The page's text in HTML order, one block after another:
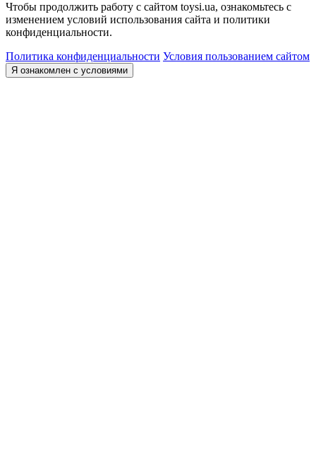
Чтобы продолжить работу с сайтом toysi.ua, ознакомьтесь с
изменением условий использования сайта и политики
конфиденциальности.
Политика конфиденциальности Условия пользованием сайтом
Я ознакомлен с условиями